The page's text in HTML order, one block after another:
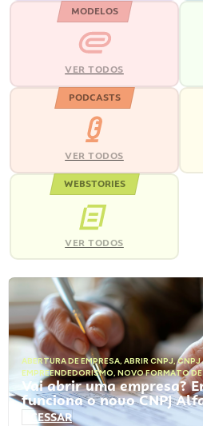
MODELOS
VER TODOS
PODCASTS
VER TODOS
WEBSTORIES
VER TODOS
ABERTURA DE EMPRESA, ABRIR CNPJ,CNPJ
EMPREENDEDORISMO, NOVO FORMATO
Vai abrir uma empresa?
funciona o novo CNPJ
ACESSAR